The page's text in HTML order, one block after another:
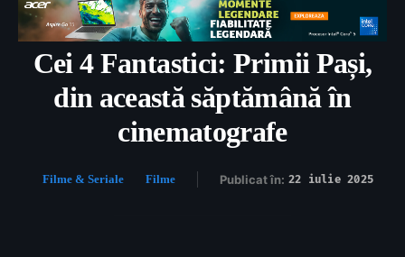
Cei 4 Fantastici: Primii Pași,
din această săptămână în
cinematografe
Filme & Seriale Filme Publicat în: 22 iulie 2025